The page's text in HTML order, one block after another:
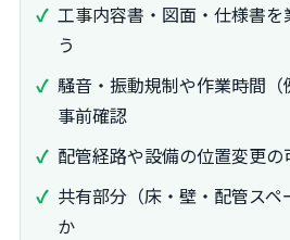
工事内容書・図面・仕様書を
う
騒音・振動規制や作業時間
事前確認
配管経路や設備の位置変更の
共有部分（床・壁・配管スペ
か